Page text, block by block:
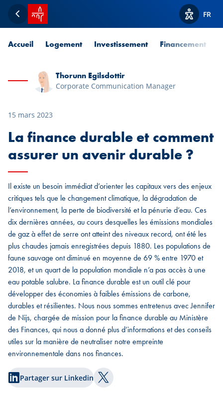
Retour
Accueil SPUERKEESS
Afficher
FR
Accueil Logement Investissement Financement
Thorunn Egilsdottir
Corporate Communication Manager
15 mars 2023
La finance durable et comment
assurer un avenir durable ?
Il existe un besoin immédiat d’orienter les capitaux vers des enjeux
critiques tels que le changement climatique, la dégradation de
l’environnement, la perte de biodiversité et la pénurie d’eau. Ces
dix dernières années, au cours desquelles les émissions mondiales
de gaz à effet de serre ont atteint des niveaux record, ont été les
plus chaudes jamais enregistrées depuis 1880. Les populations de
faune sauvage ont diminué en moyenne de 69 % entre 1970 et
2018, et un quart de la population mondiale n’a pas accès à une
eau potable salubre. La finance durable est un outil clé pour
développer des économies à faibles émissions de carbone,
durables et résilientes. Nous nous sommes entretenus avec Jennifer
de Nijs, chargée de mission pour la finance durable au Ministère
des Finances, qui nous a donné plus d’informations et des conseils
utiles sur la manière de neutraliser notre empreinte
environnementale dans nos finances.
Partager sur Linkedin Partager sur Twitter